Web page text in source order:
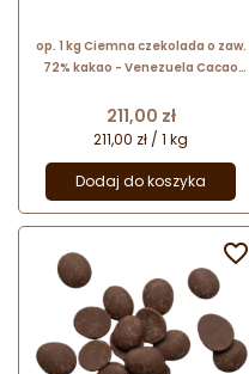
op. 1 kg Ciemna czekolada o zaw.
72% kakao - Venezuela Cacao
Cena
211,00 zł
211,00 zł / 1 kg
Dodaj do koszyka
